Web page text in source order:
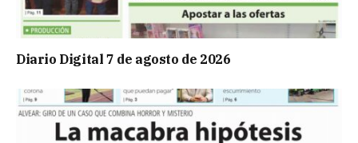
Diario Digital 7 de agosto de 2026